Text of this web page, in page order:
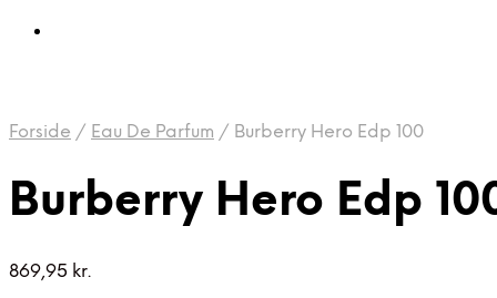
Forside / Eau De Parfum / Burberry Hero Edp 100
Burberry Hero Edp
869,95 kr.